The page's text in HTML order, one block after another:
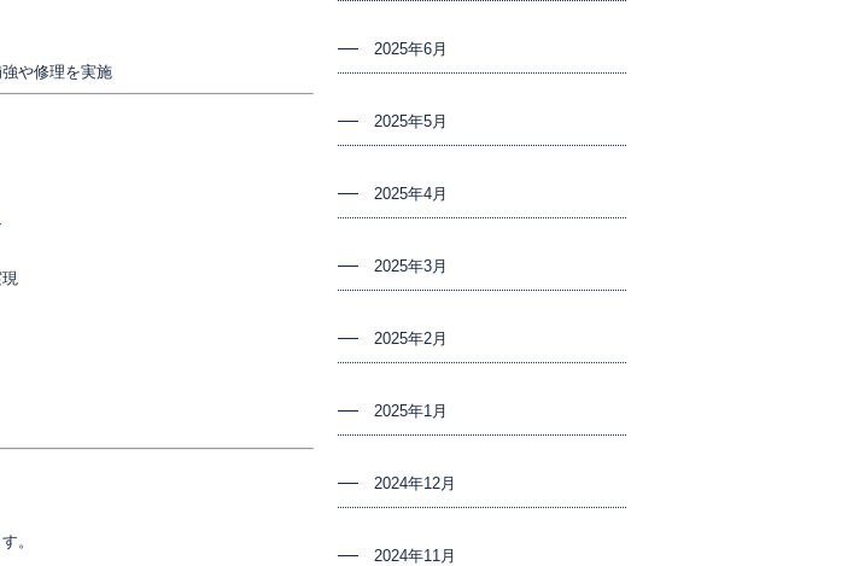
や修理を実施
。
2025年6月
2025年5月
2025年4月
2025年3月
2025年2月
2025年1月
2024年12月
2024年11月